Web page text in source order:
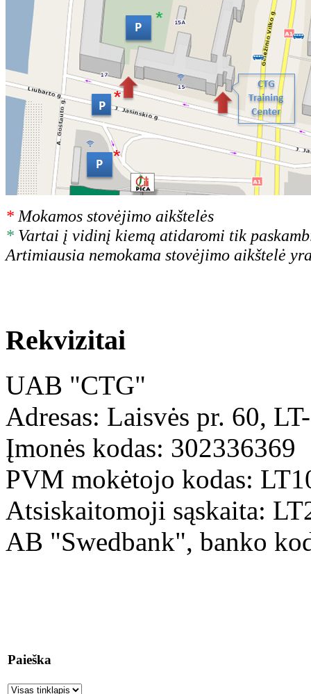
*Mokamos stovėjimo aikštelės
* Vartai į vidinį kiemą atidaromi tik
Artimiausia nemokama stovėjimo aikštelė
Rekvizitai
UAB "CTG"
Adresas: Laisvės pr. 60,
Įmonės kodas: 302336369
PVM mokėtojo kodas:
Atsiskaitomoji sąskaita:
AB "Swedbank", banko
Paieška